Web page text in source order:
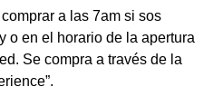
a las 7am si sos
o en el horario de la apertura
Se compra a través de la